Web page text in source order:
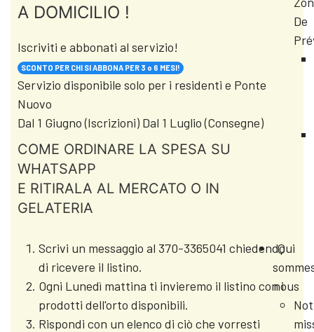
De
Qui
nous
A DOMICILIO !
Iscriviti e abbonati al servizio!
SCONTO PER CHI SI ABBONA PER 3 o 6 MESI!
Servizio disponibile solo per i residenti e Ponte
Nuovo
Dal 1 Giugno (Iscrizioni) Dal 1 Luglio (Consegne)
COME ORDINARE LA SPESA SU
WHATSAPP
E RITIRALA AL MERCATO O IN
GELATERIA
Scrivi un messaggio al 370-3365041 chiedendo
di ricevere il listino.
Ogni Lunedì mattina ti invieremo il listino con i
prodotti dell'orto disponibili.
Rispondi con un elenco di ciò che vorresti